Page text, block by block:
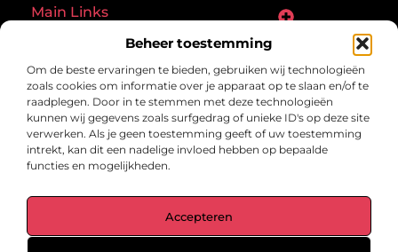
Beheer toestemming
Om de beste ervaringen te bieden, gebruiken wij technologieën
zoals cookies om informatie over je apparaat op te slaan en/of te
raadplegen. Door in te stemmen met deze technologieën
kunnen wij gegevens zoals surfgedrag of unieke ID's op deze site
verwerken. Als je geen toestemming geeft of uw toestemming
intrekt, kan dit een nadelige invloed hebben op bepaalde
functies en mogelijkheden.
Accepteren
Main Links
inspirerende verhalen.
Ontdek blogs en artikelen over alles wat het dagelijks leven boeiend